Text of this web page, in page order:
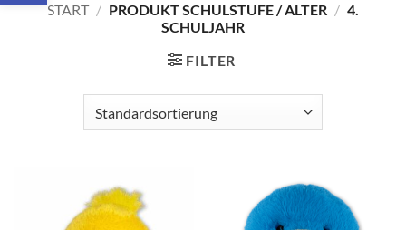
START / PRODUKT SCHULSTUFE / ALTER / 4.
SCHULJAHR
FILTER